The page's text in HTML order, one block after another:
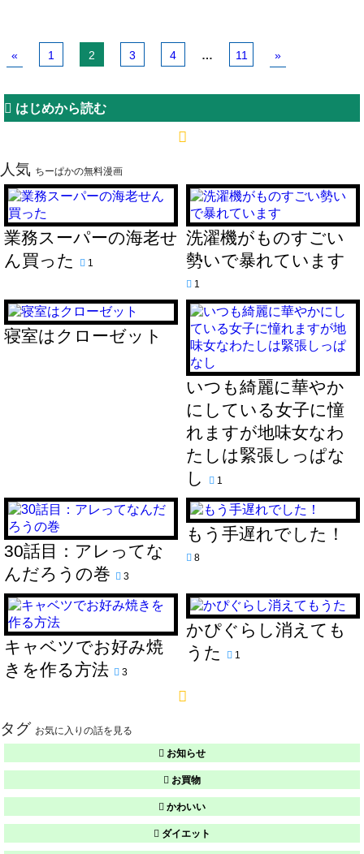
« 1 2 3 4 … 11 »
はじめから読む
人気 ちーぱかの無料漫画
業務スーパーの海老せ
ん買った
1
洗濯機がものすごい
勢いで暴れています
1
寝室はクローゼット
いつも綺麗に華やか
にしている女子に憧
れますが地味女なわ
たしは緊張しっぱな
し
1
30話目：アレってな
んだろうの巻
3
もう手遅れでした！
8
キャベツでお好み焼
きを作る方法
3
かぴぐらし消えても
うた
1
タグ お気に入りの話を見る
お知らせ
お買物
かわいい
ダイエット